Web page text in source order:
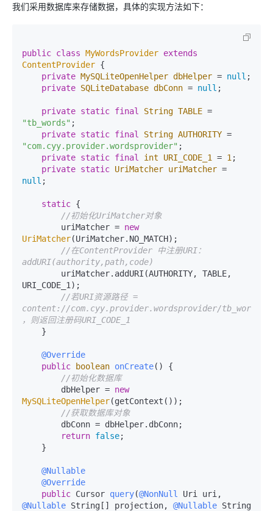
我们采用数据库来存储数据，具体的实现方法如下：
public class MyWordsProvider extends
ContentProvider {
private MySQLiteOpenHelper dbHelper = null ;
private SQLiteDatabase dbConn = null ;
private static final String TABLE =
"tb_words" ;
private static final String AUTHORITY =
"com.cyy.provider.wordsprovider" ;
private static final int URI_CODE_1 = 1 ;
private static UriMatcher uriMatcher =
null ;
static {
//初始化UriMatcher对象
        uriMatcher =
new
UriMatcher(UriMatcher.NO_MATCH);
//在ContentProvider 中注册URI：
addURI(authority,path,code)
URI_CODE_1);
//若URI资源路径 =
content://com.cyy.provider.wordsprovider/tb_words
，则返回注册码URI_CODE_1
@Override
public
boolean onCreate()
{
//初始化数据库
        dbHelper =
new
MySQLiteOpenHelper(getContext());
//获取数据库对象
return false;
@Nullable
@Override
public Cursor query(@NonNull
@Nullable String[] projection, @Nullable String